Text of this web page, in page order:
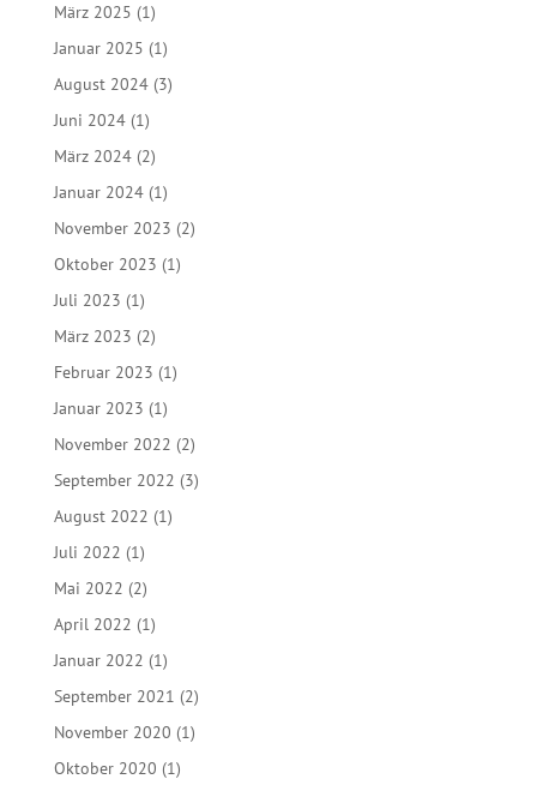
März 2025 (1)
Januar 2025 (1)
August 2024(3)
Juni 2024(1)
März 2024(2)
Januar 2024(1)
November 2023 (2)
Oktober 2023 (1)
Juli 2023 (1)
März 2023 (2)
Februar 2023 (1)
Januar 2023 (1)
November 2022 (2)
September 2022 (3)
August 2022 (1)
Juli 2022 (1)
Mai 2022 (2)
April 2022 (1)
Januar 2022 (1)
September 2021 (2)
November 2020 (1)
Oktober 2020 (1)